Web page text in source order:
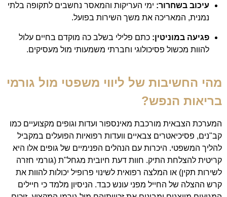
עיכוב בשחרור: ימי העריקות והמאסר נחשבים לתקופה בלתי
נמנית, המאריכה את משך השירות בפועל.
פגיעה במוניטין: כתם פלילי בשלב כה מוקדם בחיים עלול
להוות מכשול פסיכולוגי וחברתי משמעותי מול מעסיקים.
מהי החשיבות של ליווי משפטי מול גורמי
בריאות הנפש?
המערכת הצבאית מורכבת מאינספור ועדות וגופים מקצועיים כמו
קב"נים, פסיכיאטרים צבאיים וועדות רפואיות הפועלים במקביל
להליך המשפטי. היכרות עם הנהלים הפנימיים של גופים אלו היא
קריטית להצלחת התיק. חוות דעת חיובית מגחל"ת (גורמי חזרה
לשירות תקין) או המלצה רפואית לשינוי פרופיל יכולות להוות את
קרש ההצלה של החייל מפני עונש כבד. הניסיון מלמד כי חיילים